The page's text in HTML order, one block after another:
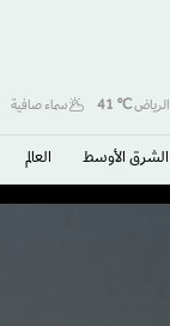
الرياض℃
41 سماء صافية
الشرق الأوسط​ العالم